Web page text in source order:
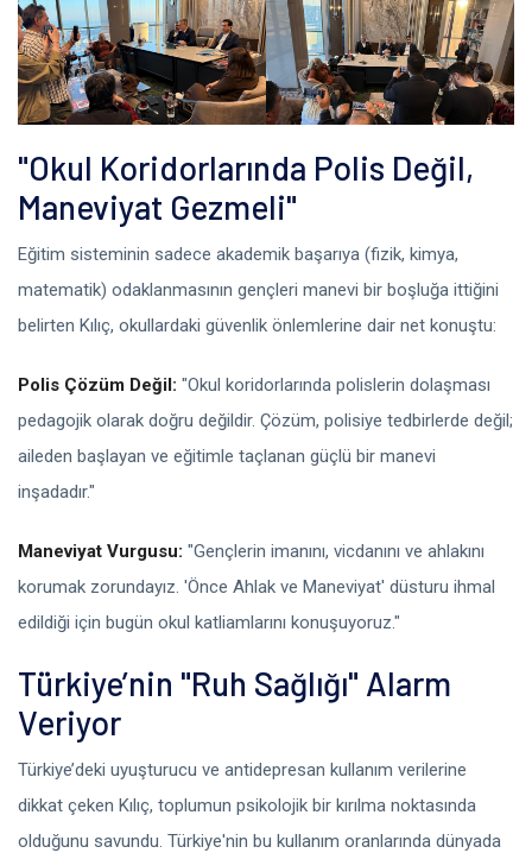
"Okul Koridorlarında Polis Değil,
Maneviyat Gezmeli"
Eğitim sisteminin sadece akademik başarıya (fizik, kimya,
matematik) odaklanmasının gençleri manevi bir boşluğa ittiğini
belirten Kılıç, okullardaki güvenlik önlemlerine dair net konuştu:
Polis Çözüm Değil: "Okul koridorlarında polislerin dolaşması
pedagojik olarak doğru değildir. Çözüm, polisiye tedbirlerde değil;
aileden başlayan ve eğitimle taçlanan güçlü bir manevi
inşadadır."
Maneviyat Vurgusu: "Gençlerin imanını, vicdanını ve ahlakını
korumak zorundayız. 'Önce Ahlak ve Maneviyat' düsturu ihmal
edildiği için bugün okul katliamlarını konuşuyoruz."
Türkiye’nin "Ruh Sağlığı" Alarm
Veriyor
Türkiye’deki uyuşturucu ve antidepresan kullanım verilerine
dikkat çeken Kılıç, toplumun psikolojik bir kırılma noktasında
olduğunu savundu. Türkiye'nin bu kullanım oranlarında dünyada